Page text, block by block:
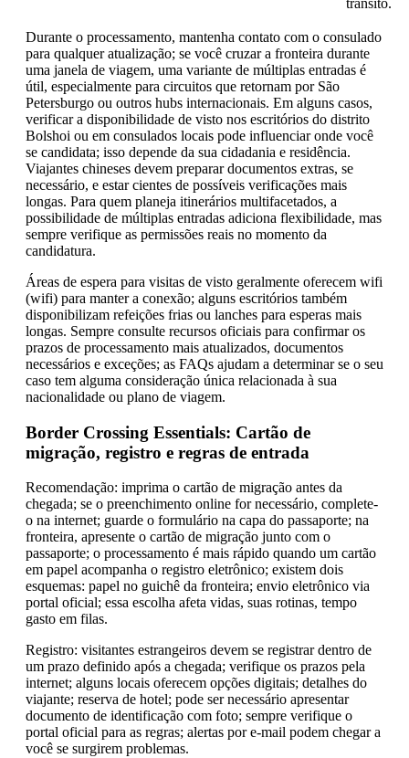
trânsito.
Durante o processamento, mantenha contato com o consulado
para qualquer atualização; se você cruzar a fronteira durante
uma janela de viagem, uma variante de múltiplas entradas é
útil, especialmente para circuitos que retornam por São
Petersburgo ou outros hubs internacionais. Em alguns casos,
verificar a disponibilidade de visto nos escritórios do distrito
Bolshoi ou em consulados locais pode influenciar onde você
se candidata; isso depende da sua cidadania e residência.
Viajantes chineses devem preparar documentos extras, se
necessário, e estar cientes de possíveis verificações mais
longas. Para quem planeja itinerários multifacetados, a
possibilidade de múltiplas entradas adiciona flexibilidade, mas
sempre verifique as permissões reais no momento da
candidatura.
Áreas de espera para visitas de visto geralmente oferecem wifi
(wifi) para manter a conexão; alguns escritórios também
disponibilizam refeições frias ou lanches para esperas mais
longas. Sempre consulte recursos oficiais para confirmar os
prazos de processamento mais atualizados, documentos
necessários e exceções; as FAQs ajudam a determinar se o seu
caso tem alguma consideração única relacionada à sua
nacionalidade ou plano de viagem.
Border Crossing Essentials: Cartão de
migração, registro e regras de entrada
Recomendação: imprima o cartão de migração antes da
chegada; se o preenchimento online for necessário, complete-
o na internet; guarde o formulário na capa do passaporte; na
fronteira, apresente o cartão de migração junto com o
passaporte; o processamento é mais rápido quando um cartão
em papel acompanha o registro eletrônico; existem dois
esquemas: papel no guichê da fronteira; envio eletrônico via
portal oficial; essa escolha afeta vidas, suas rotinas, tempo
gasto em filas.
Registro: visitantes estrangeiros devem se registrar dentro de
um prazo definido após a chegada; verifique os prazos pela
internet; alguns locais oferecem opções digitais; detalhes do
viajante; reserva de hotel; pode ser necessário apresentar
documento de identificação com foto; sempre verifique o
portal oficial para as regras; alertas por e-mail podem chegar a
você se surgirem problemas.